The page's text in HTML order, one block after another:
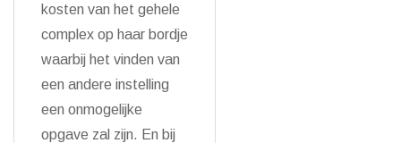
kosten van het gehele
complex op haar bordje
waarbij het vinden van
een andere instelling
een onmogelijke
opgave zal zijn. En bij